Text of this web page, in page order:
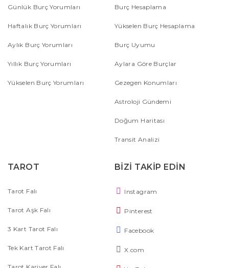
Günlük Burç Yorumları
Haftalık Burç Yorumları
Aylık Burç Yorumları
Yıllık Burç Yorumları
Yükselen Burç Yorumları
Burç Hesaplama
Yükselen Burç Hesaplama
Burç Uyumu
Aylara Göre Burçlar
Gezegen Konumları
Astroloji Gündemi
Doğum Haritası
Transit Analizi
TAROT
Tarot Falı
Tarot Aşk Falı
3 Kart Tarot Falı
Tek Kart Tarot Falı
BİZİ TAKİP EDİN
Instagram
Pinterest
Facebook
X.com